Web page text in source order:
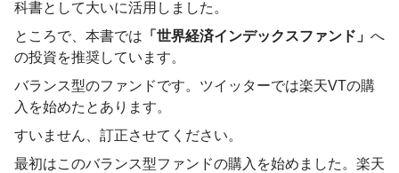
科書として大いに活用しました。
ところで、本書では 「世界経済インデックスファンド」 へ
の投資を推奨しています。
バランス型のファンドです。ツイッターでは楽天VTの購
入を始めたとあります。
すいません、訂正させてください。
最初はこのバランス型ファンドの購入を始めました。楽天